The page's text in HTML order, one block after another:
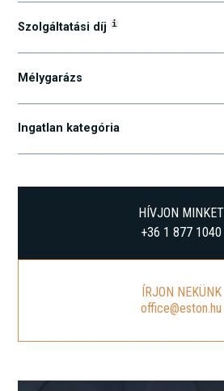
Szolgáltatási díj i
Mélygarázs
Ingatlan kategória
HÍVJON MINKET
+36 1 877 1040
ÍRJON NEKÜNK
office@eston.hu